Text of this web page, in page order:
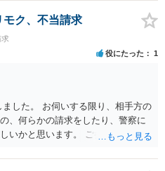
妨害、侮辱罪、ストーカー等に関す
のことですので、ご質問に書かれ
、回答は180度変わるかもしれませ
は不適当と思われますので、弁護
。
モク、不当請求
求
役にたった 1
した。 お伺いする限り、相手方の
、何らかの請求をしたり、警察に
いかと思います。 ご参考になれば